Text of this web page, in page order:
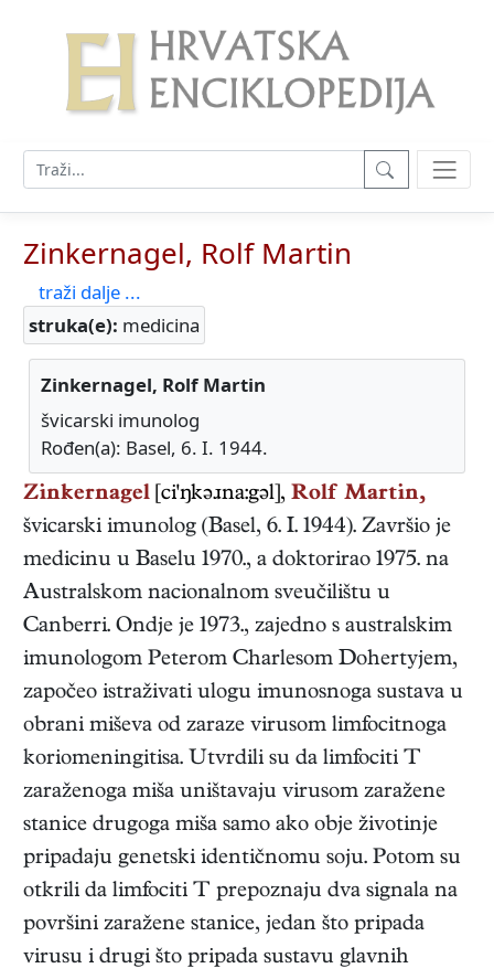
Zinkernagel, Rolf Martin
traži dalje ...
struka(e): medicina
Zinkernagel, Rolf Martin
švicarski imunolog
Rođen(a): Basel, 6. I. 1944.
Zinkernagel [ci'ŋkəɹna:gəl], Rolf Martin,
švicarski imunolog (Basel, 6. I. 1944). Završio je
medicinu u Baselu 1970., a doktorirao 1975. na
Australskom nacionalnom sveučilištu u
Canberri. Ondje je 1973., zajedno s australskim
imunologom Peterom Charlesom Dohertyjem,
započeo istraživati ulogu imunosnoga sustava u
obrani miševa od zaraze virusom limfocitnoga
koriomeningitisa. Utvrdili su da limfociti T
zaraženoga miša uništavaju virusom zaražene
stanice drugoga miša samo ako obje životinje
pripadaju genetski identičnomu soju. Potom su
otkrili da limfociti T prepoznaju dva signala na
površini zaražene stanice, jedan što pripada
virusu i drugi što pripada sustavu glavnih